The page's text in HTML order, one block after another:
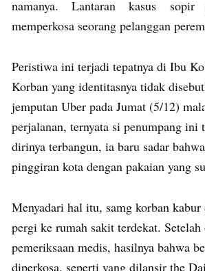
namanya. Lantaran kasus sopir
memperkosa seorang pelanggan
Peristiwa ini terjadi tepatnya di Ibu
Korban yang identitasnya tidak
jemputan Uber pada Jumat (5/12)
perjalanan, ternyata si penumpang ini
dirinya terbangun, ia baru sadar
pinggiran kota dengan pakaian yang
Menyadari hal itu, samg korban kabur
pergi ke rumah sakit terdekat.
pemeriksaan medis, hasilnya bahwa
diperkosa, seperti yang dilansir the